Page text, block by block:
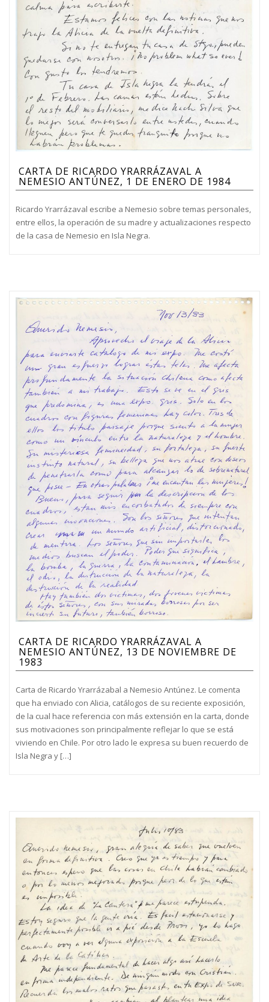
CARTA DE RICARDO YRARRÁZAVAL A
NEMESIO ANTÚNEZ, 1 DE ENERO DE 1984
Ricardo Yrarrázaval escribe a Nemesio sobre temas personales,
entre ellos, la operación de su madre y actualizaciones respecto
de la casa de Nemesio en Isla Negra.
CARTA DE RICARDO YRARRÁZAVAL A
NEMESIO ANTÚNEZ, 13 DE NOVIEMBRE DE
1983
Carta de Ricardo Yrarrázabal a Nemesio Antúnez. Le comenta
que ha enviado con Alicia, catálogos de su reciente exposición,
de la cual hace referencia con más extensión en la carta, donde
sus motivaciones son principalmente reflejar lo que se está
viviendo en Chile. Por otro lado le expresa su buen recuerdo de
Isla Negra y […]